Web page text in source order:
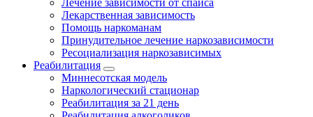
Лечение зависимости от спайса
Лекарственная зависимость
Помощь наркоманам
Принудительное лечение наркозависимости
Ресоциализация наркозависимых
Реабилитация
Миннесотская модель
Наркологический стационар
Реабилитация за 21 день